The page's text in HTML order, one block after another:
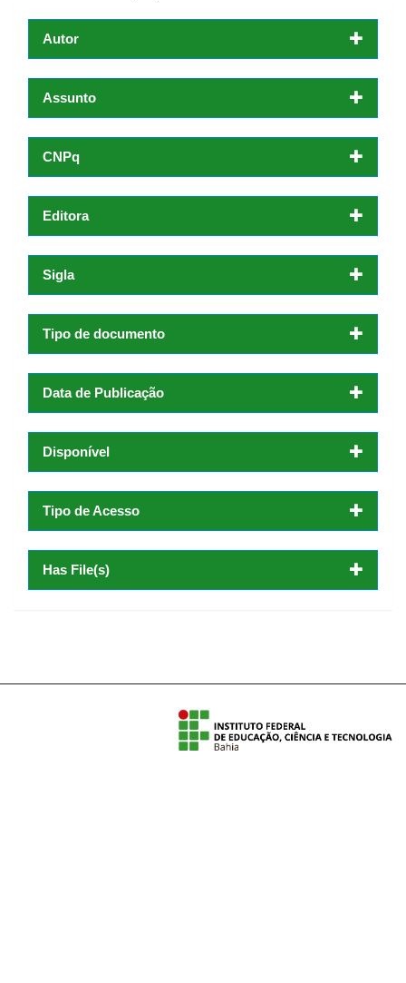
Autor
Assunto
CNPq
Editora
Sigla
Tipo de documento
Data de Publicação
Disponível
Tipo de Acesso
Has File(s)